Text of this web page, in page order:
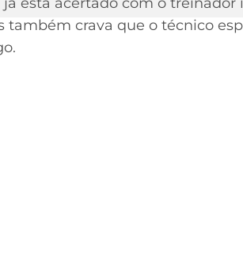
crava que o técnico